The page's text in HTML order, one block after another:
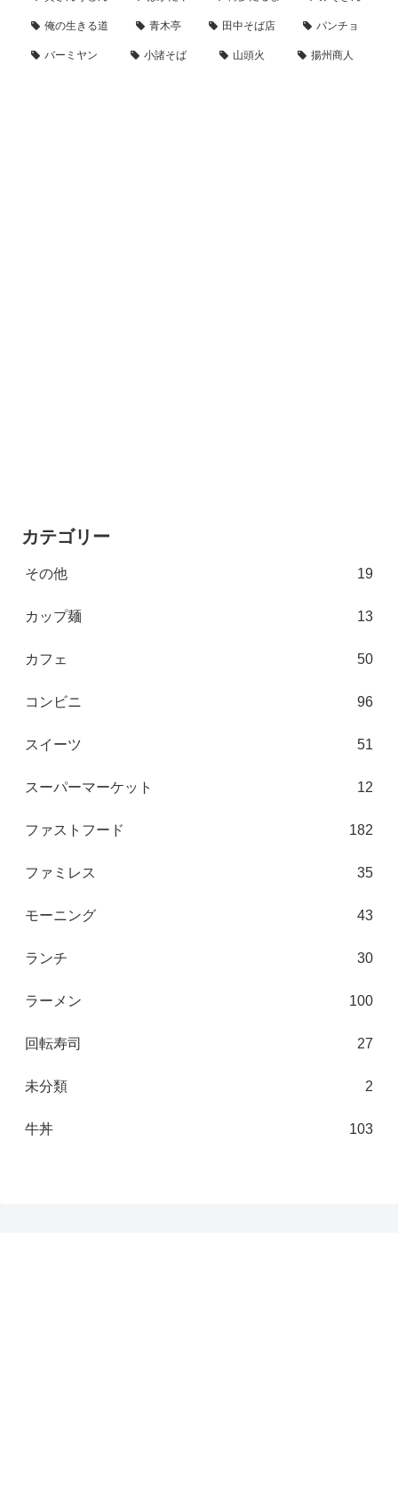
俺の生きる道 青木亭 田中そば店 パンチョ
バーミヤン 小諸そば 山頭火 揚州商人
カテゴリー
その他 19
カップ麺 13
カフェ 50
コンビニ 96
スイーツ 51
スーパーマーケット 12
ファストフード 182
ファミレス 35
モーニング 43
ランチ 30
ラーメン 100
回転寿司 27
未分類 2
牛丼 103